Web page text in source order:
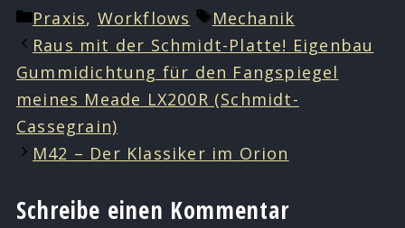
Kategorien
Praxis, Workflows Schlagwörter
Mechanik
Raus mit der Schmidt-Platte! Eigenbau
Gummidichtung für den Fangspiegel
meines Meade LX200R (Schmidt-
Cassegrain)
M42 – Der Klassiker im Orion
Schreibe einen Kommentar